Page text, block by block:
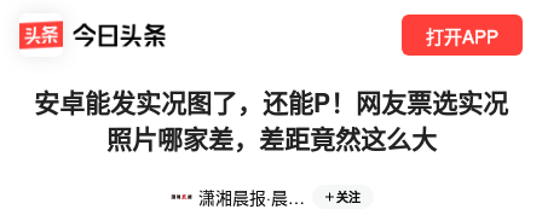
打开APP
安卓能发实况图了，还能P！网友票选实况
照片哪家差，差距竟然这么大
潇湘晨报·晨视频 关注